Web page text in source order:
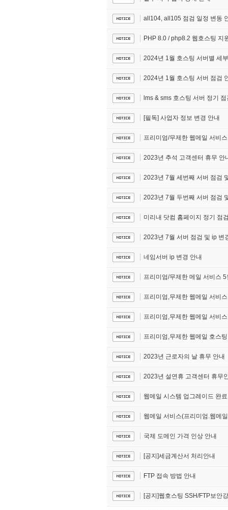
all104, all105 점검 일정 변동
PHP 8.0 / php8.2 웹호스팅 지
2024년 1월 호스팅 서버별 세
2024년 1월 호스팅 서버 점검
lms & sms 호스팅 서버 정기
[필독] 사업자 정보 변경 안내
프리미엄/무제한 웹메일 서비
2023년 추석 고객센터 휴무 안
2023년 7월 세번째 서버 점검
2023년 7월 두번째 서버 점검
미리내 닷컴 홈페이지 정기 점
2023년 7월 서버 점검 및 ip 변
네임서버 ip 변경 안내
프리미엄/무제한 메일 서비스
프리미엄,무제한 웹메일 서비
프리미엄,무제한 웹메일 서비
프리미엄,무제한 웹메일 호스
2023년 근로자의 날 휴무 안내
2023년 설연휴 고객센터 휴무
웹메일 시스템 업그레이드 완료
웹메일 서비스(프리미엄.웹메
국제 도메인 가격 인상 안내
[공지]세금계산서 처리안내
FTP 접속 방법 안내
[공지]웹호스팅 SSH/FTP보안